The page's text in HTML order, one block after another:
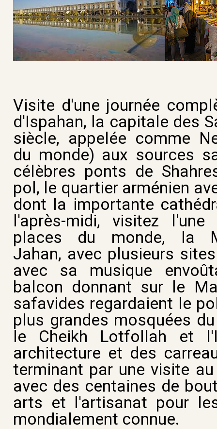
Visite d'une journée
d'Ispahan, la capitale des
siècle, appelée comme
du monde) aux sources
célèbres ponts de
pol, le quartier arménien
dont la importante
l'après-midi, visitez
places du monde, la
Jahan, avec plusieurs
avec sa musique
balcon donnant sur le
safavides regardaient le
plus grandes mosquées
le Cheikh Lotfollah et
architecture et des
terminant par une visite
avec des centaines de
arts et l'artisanat pour
mondialement connue.